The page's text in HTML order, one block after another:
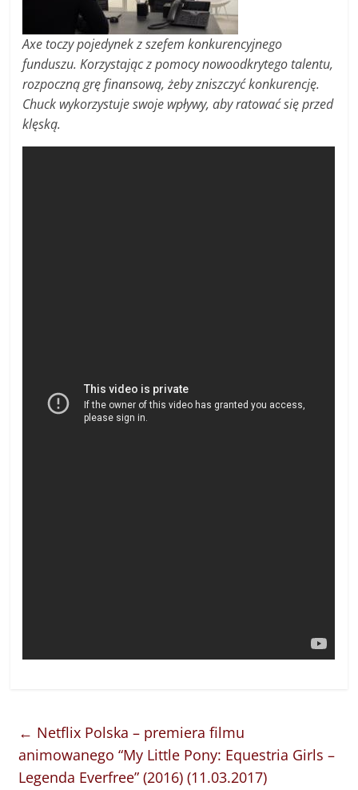
Axe toczy pojedynek z szefem konkurencyjnego
funduszu. Korzystając z pomocy nowoodkrytego talentu,
rozpoczną grę finansową, żeby zniszczyć konkurencję.
Chuck wykorzystuje swoje wpływy, aby ratować się przed
klęską.
← Netflix Polska – premiera filmu
animowanego “My Little Pony: Equestria Girls –
Legenda Everfree” (2016) (11.03.2017)